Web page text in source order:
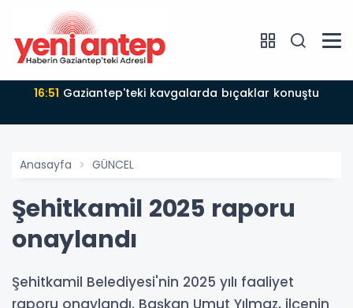
16:51 Gaziantep'teki kavgalarda bıçaklar konuştu
Anasayfa GÜNCEL
Şehitkamil 2025 raporu
onaylandı
Şehitkamil Belediyesi'nin 2025 yılı faaliyet
raporu onaylandı. Başkan Umut Yılmaz, ilçenin